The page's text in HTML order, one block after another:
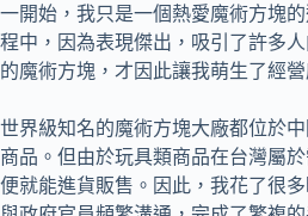
一開始，我只是一個熱愛魔術方塊
程中，因為表現傑出，吸引了許多
的魔術方塊，才因此讓我萌生了經
世界級知名的魔術方塊大廠都位於
商品。但由於玩具類商品在台灣屬
便就能進貨販售。因此，我花了很